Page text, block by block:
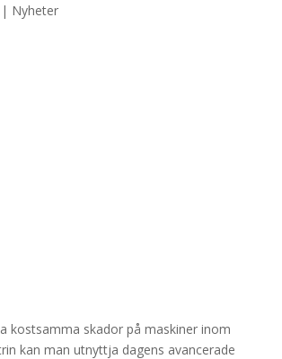
| Nyheter
kostsamma skador på maskiner inom
kan man utnyttja dagens avancerade